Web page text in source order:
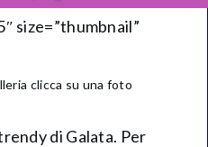
size=”thumbnail”
clicca su una foto
di Galata. Per